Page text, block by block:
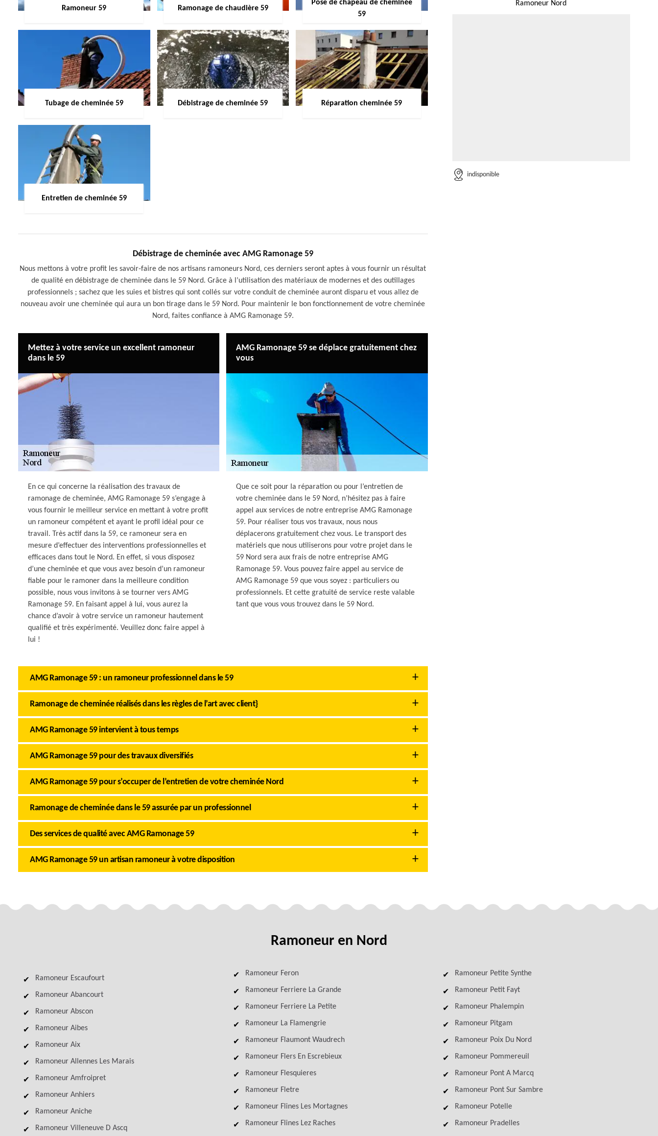
Ramoneur 59 Ramonage de chaudière 59
Pose de chapeau de cheminée
59
Tubage de cheminée 59 Débistrage de cheminée 59 Réparation cheminée 59
Entretien de cheminée 59
Débistrage de cheminée avec AMG Ramonage 59
Nous mettons à votre profit les savoir-faire de nos artisans ramoneurs Nord, ces derniers seront aptes à vous fournir un résultat
de qualité en débistrage de cheminée dans le 59 Nord. Grâce à l’utilisation des matériaux de modernes et des outillages
professionnels ; sachez que les suies et bistres qui sont collés sur votre conduit de cheminée auront disparu et vous allez de
nouveau avoir une cheminée qui aura un bon tirage dans le 59 Nord. Pour maintenir le bon fonctionnement de votre cheminée
Nord, faites confiance à AMG Ramonage 59.
Mettez à votre service un excellent ramoneur
dans le 59
En ce qui concerne la réalisation des travaux de
ramonage de cheminée, AMG Ramonage 59 s’engage à
vous fournir le meilleur service en mettant à votre profit
un ramoneur compétent et ayant le profil idéal pour ce
travail. Très actif dans la 59, ce ramoneur sera en
mesure d’effectuer des interventions professionnelles et
efficaces dans tout le Nord. En effet, si vous disposez
d’une cheminée et que vous avez besoin d’un ramoneur
fiable pour le ramoner dans la meilleure condition
possible, nous vous invitons à se tourner vers AMG
Ramonage 59. En faisant appel à lui, vous aurez la
chance d’avoir à votre service un ramoneur hautement
qualifié et très expérimenté. Veuillez donc faire appel à
lui !
AMG Ramonage 59 se déplace gratuitement chez
vous
Que ce soit pour la réparation ou pour l’entretien de
votre cheminée dans le 59 Nord, n’hésitez pas à faire
appel aux services de notre entreprise AMG Ramonage
59. Pour réaliser tous vos travaux, nous nous
déplacerons gratuitement chez vous. Le transport des
matériels que nous utiliserons pour votre projet dans le
59 Nord sera aux frais de notre entreprise AMG
Ramonage 59. Vous pouvez faire appel au service de
AMG Ramonage 59 que vous soyez : particuliers ou
professionnels. Et cette gratuité de service reste valable
tant que vous vous trouvez dans le 59 Nord.
AMG Ramonage 59 : un ramoneur professionnel dans le 59
Ramonage de cheminée réalisés dans les règles de l’art avec client}
AMG Ramonage 59 intervient à tous temps
AMG Ramonage 59 pour des travaux diversifiés
AMG Ramonage 59 pour s’occuper de l’entretien de votre cheminée Nord
Ramonage de cheminée dans le 59 assurée par un professionnel
Des services de qualité avec AMG Ramonage 59
AMG Ramonage 59 un artisan ramoneur à votre disposition
Ramoneur Nord
indisponible
Ramoneur en Nord
Ramoneur Escaufourt
Ramoneur Abancourt
Ramoneur Abscon
Ramoneur Aibes
Ramoneur Aix
Ramoneur Allennes Les Marais
Ramoneur Amfroipret
Ramoneur Anhiers
Ramoneur Aniche
Ramoneur Villeneuve D Ascq
Ramoneur Feron
Ramoneur Ferriere La Grande
Ramoneur Ferriere La Petite
Ramoneur La Flamengrie
Ramoneur Flaumont Waudrech
Ramoneur Flers En Escrebieux
Ramoneur Flesquieres
Ramoneur Fletre
Ramoneur Flines Les Mortagnes
Ramoneur Flines Lez Raches
Ramoneur Petite Synthe
Ramoneur Petit Fayt
Ramoneur Phalempin
Ramoneur Pitgam
Ramoneur Poix Du Nord
Ramoneur Pommereuil
Ramoneur Pont A Marcq
Ramoneur Pont Sur Sambre
Ramoneur Potelle
Ramoneur Pradelles